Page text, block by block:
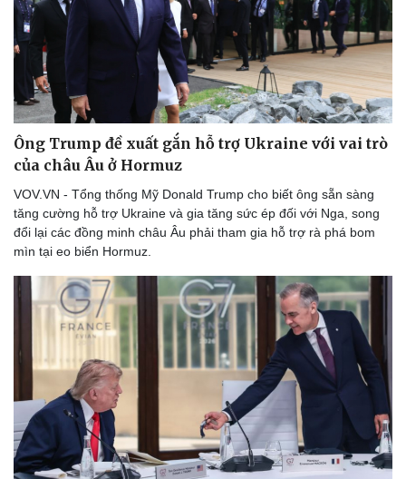
Ông Trump đề xuất gắn hỗ trợ Ukraine với vai trò
của châu Âu ở Hormuz
VOV.VN - Tổng thống Mỹ Donald Trump cho biết ông sẵn sàng
tăng cường hỗ trợ Ukraine và gia tăng sức ép đối với Nga, song
đổi lại các đồng minh châu Âu phải tham gia hỗ trợ rà phá bom
mìn tại eo biển Hormuz.